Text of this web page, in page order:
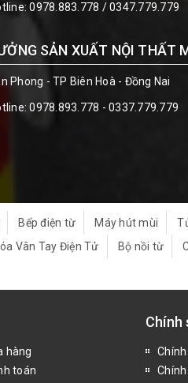
0978.883.778 / 0347.779.779
SẢN XUẤT NỘI THẤT
Phong - TP Biên Hoà - Đồng Nai
0978.893.778 - 0337.779.779
Bếp điện từ Máy hút mùi
Vân Tay Điện Tử Bộ nồi từ
hàng
toán
Chính